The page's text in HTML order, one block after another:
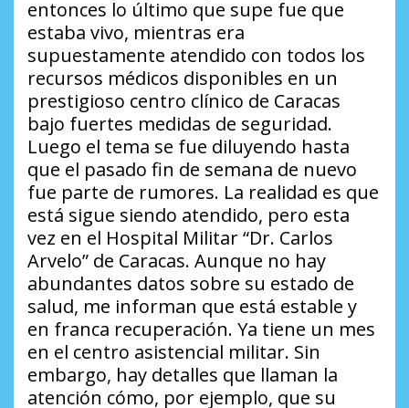
entonces lo último que supe fue que
estaba vivo, mientras era
supuestamente atendido con todos los
recursos médicos disponibles en un
prestigioso centro clínico de Caracas
bajo fuertes medidas de seguridad.
Luego el tema se fue diluyendo hasta
que el pasado fin de semana de nuevo
fue parte de rumores. La realidad es que
está sigue siendo atendido, pero esta
vez en el Hospital Militar “Dr. Carlos
Arvelo” de Caracas. Aunque no hay
abundantes datos sobre su estado de
salud, me informan que está estable y
en franca recuperación. Ya tiene un mes
en el centro asistencial militar. Sin
embargo, hay detalles que llaman la
atención cómo, por ejemplo, que su